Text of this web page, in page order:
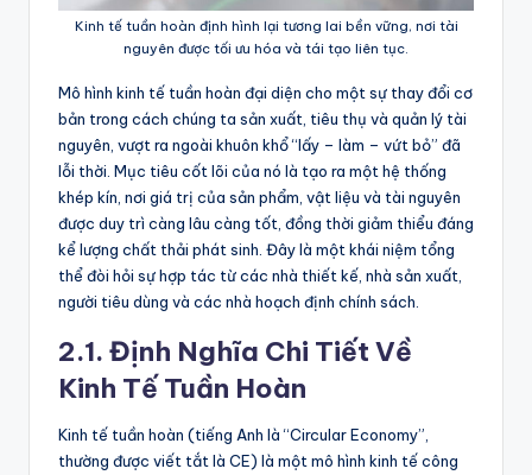
Kinh tế tuần hoàn định hình lại tương lai bền vững, nơi tài
nguyên được tối ưu hóa và tái tạo liên tục.
Mô hình kinh tế tuần hoàn đại diện cho một sự thay đổi cơ
bản trong cách chúng ta sản xuất, tiêu thụ và quản lý tài
nguyên, vượt ra ngoài khuôn khổ “lấy – làm – vứt bỏ” đã
lỗi thời. Mục tiêu cốt lõi của nó là tạo ra một hệ thống
khép kín, nơi giá trị của sản phẩm, vật liệu và tài nguyên
được duy trì càng lâu càng tốt, đồng thời giảm thiểu đáng
kể lượng chất thải phát sinh. Đây là một khái niệm tổng
thể đòi hỏi sự hợp tác từ các nhà thiết kế, nhà sản xuất,
người tiêu dùng và các nhà hoạch định chính sách.
2.1. Định Nghĩa Chi Tiết Về
Kinh Tế Tuần Hoàn
Kinh tế tuần hoàn (tiếng Anh là “Circular Economy”,
thường được viết tắt là CE) là một mô hình kinh tế công